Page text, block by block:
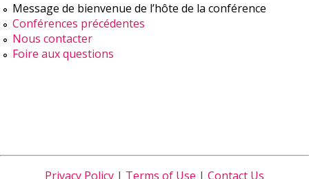
Message de bienvenue de l’hôte de la conférence
Conférences précédentes
Nous contacter
Foire aux questions
Privacy Policy | Terms of Use | Contact Us